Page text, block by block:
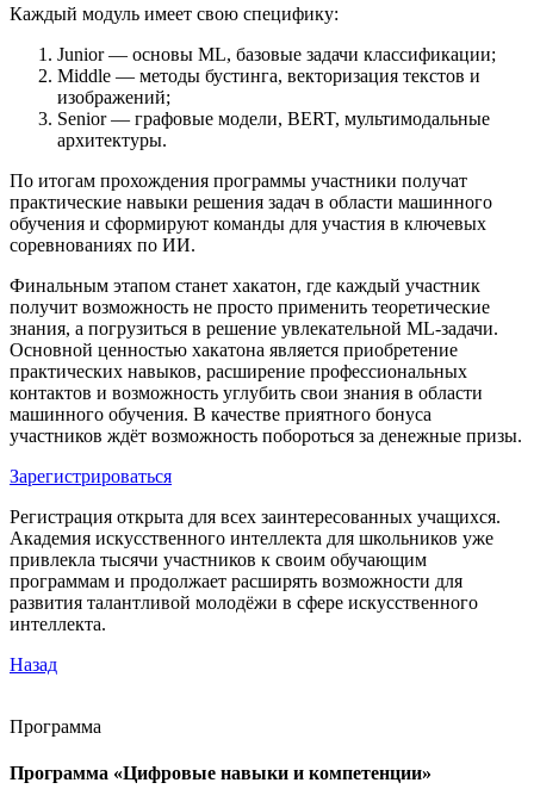
Каждый модуль имеет свою специфику:
Junior — основы ML, базовые задачи классификации;
Middle — методы бустинга, векторизация текстов и
изображений;
Senior — графовые модели, BERT, мультимодальные
архитектуры.
По итогам прохождения программы участники получат
практические навыки решения задач в области машинного
обучения и сформируют команды для участия в ключевых
соревнованиях по ИИ.
Финальным этапом станет хакатон, где каждый участник
получит возможность не просто применить теоретические
знания, а погрузиться в решение увлекательной ML-задачи.
Основной ценностью хакатона является приобретение
практических навыков, расширение профессиональных
контактов и возможность углубить свои знания в области
машинного обучения. В качестве приятного бонуса
участников ждёт возможность побороться за денежные призы.
Зарегистрироваться
Регистрация открыта для всех заинтересованных учащихся.
Академия искусственного интеллекта для школьников уже
привлекла тысячи участников к своим обучающим
программам и продолжает расширять возможности для
развития талантливой молодёжи в сфере искусственного
интеллекта.
Назад
Программа
Программа «Цифровые навыки и компетенции»